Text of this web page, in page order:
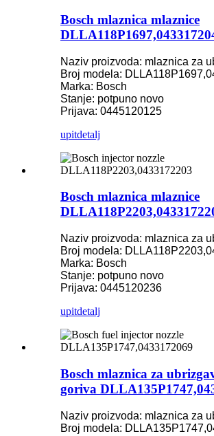
Bosch mlaznica mlaznice
Naziv proizvoda: mlaznica za
Broj modela:
Marka: Bosch
Stanje: potpuno novo
Prijava: 0445120125
upitdetalj
Bosch mlaznica mlaznice
Naziv proizvoda: mlaznica za
Broj modela:
Marka: Bosch
Stanje: potpuno novo
Prijava: 0445120236
upitdetalj
Bosch mlaznica za
goriva
Naziv proizvoda: mlaznica za
Broj modela: